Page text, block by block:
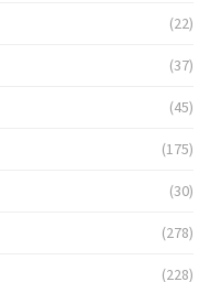
(22)
(37)
(45)
(175)
(30)
(278)
(228)